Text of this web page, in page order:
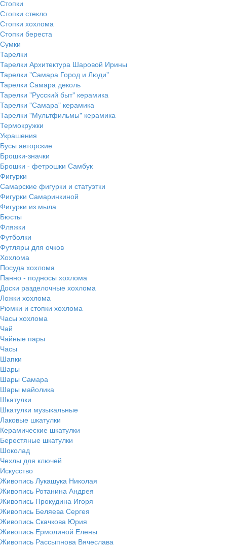
Стопки
Стопки стекло
Стопки хохлома
Стопки береста
Сумки
Тарелки
Тарелки Архитектура Шаровой Ирины
Тарелки "Самара Город и Люди"
Тарелки Самара деколь
Тарелки "Русский быт" керамика
Тарелки "Самара" керамика
Тарелки "Мультфильмы" керамика
Термокружки
Украшения
Бусы авторские
Брошки-значки
Брошки - фетрошки Самбук
Фигурки
Самарские фигурки и статуэтки
Фигурки Самаринкиной
Фигурки из мыла
Бюсты
Фляжки
Футболки
Футляры для очков
Хохлома
Посуда хохлома
Панно - подносы хохлома
Доски разделочные хохлома
Ложки хохлома
Рюмки и стопки хохлома
Часы хохлома
Чай
Чайные пары
Часы
Шапки
Шары
Шары Самара
Шары майолика
Шкатулки
Шкатулки музыкальные
Лаковые шкатулки
Керамические шкатулки
Берестяные шкатулки
Шоколад
Чехлы для ключей
Искусство
Живопись Лукашука Николая
Живопись Ротанина Андрея
Живопись Прокудина Игоря
Живопись Беляева Сергея
Живопись Скачкова Юрия
Живопись Ермолиной Елены
Живопись Рассыпнова Вячеслава